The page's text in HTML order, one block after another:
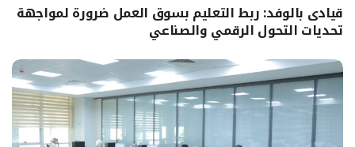
قيادى بالوفد: ربط التعليم بسوق العمل ضرورة لمواجهة
تحديات التحول الرقمي والصناعي